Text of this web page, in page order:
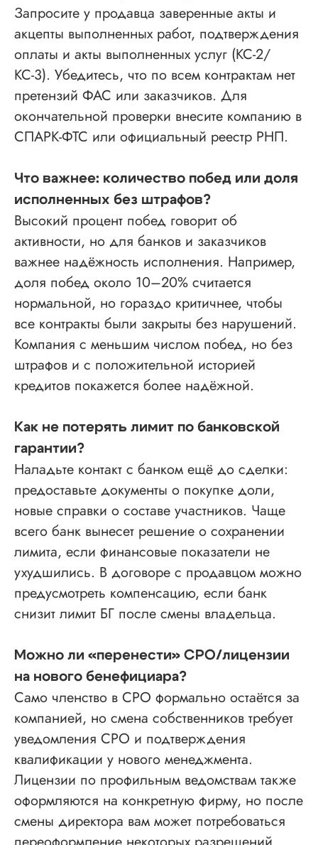
Запросите у продавца заверенные акты и
акцепты выполненных работ, подтверждения
оплаты и акты выполненных услуг (КС-2/
КС-3). Убедитесь, что по всем контрактам нет
претензий ФАС или заказчиков. Для
окончательной проверки внесите компанию в
СПАРК-ФТС или официальный реестр РНП.
Что важнее: количество побед или доля
исполненных без штрафов?
Высокий процент побед говорит об
активности, но для банков и заказчиков
важнее надёжность исполнения. Например,
доля побед около 10–20% считается
нормальной, но гораздо критичнее, чтобы
все контракты были закрыты без нарушений.
Компания с меньшим числом побед, но без
штрафов и с положительной историей
кредитов покажется более надёжной.
Как не потерять лимит по банковской
гарантии?
Наладьте контакт с банком ещё до сделки:
предоставьте документы о покупке доли,
новые справки о составе участников. Чаще
всего банк вынесет решение о сохранении
лимита, если финансовые показатели не
ухудшились. В договоре с продавцом можно
предусмотреть компенсацию, если банк
снизит лимит БГ после смены владельца.
Можно ли «перенести» СРО/лицензии
на нового бенефициара?
Само членство в СРО формально остаётся за
компанией, но смена собственников требует
уведомления СРО и подтверждения
квалификации у нового менеджмента.
Лицензии по профильным ведомствам также
оформляются на конкретную фирму, но после
смены директора вам может потребоваться